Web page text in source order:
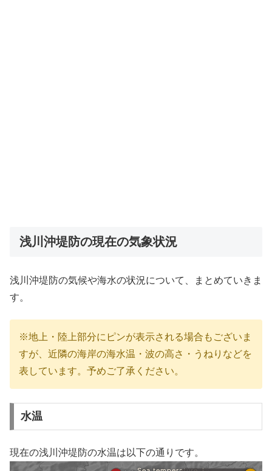
浅川沖堤防の現在の気象状況
浅川沖堤防の気候や海水の状況について、まとめていきま
す。
※地上・陸上部分にピンが表示される場合もございま
すが、近隣の海岸の海水温・波の高さ・うねりなどを
表しています。予めご了承ください。
水温
現在の浅川沖堤防の水温は以下の通りです。